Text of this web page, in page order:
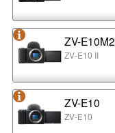
ZV-E10M2
ZV-E10 II
ZV-E10
ZV-E10